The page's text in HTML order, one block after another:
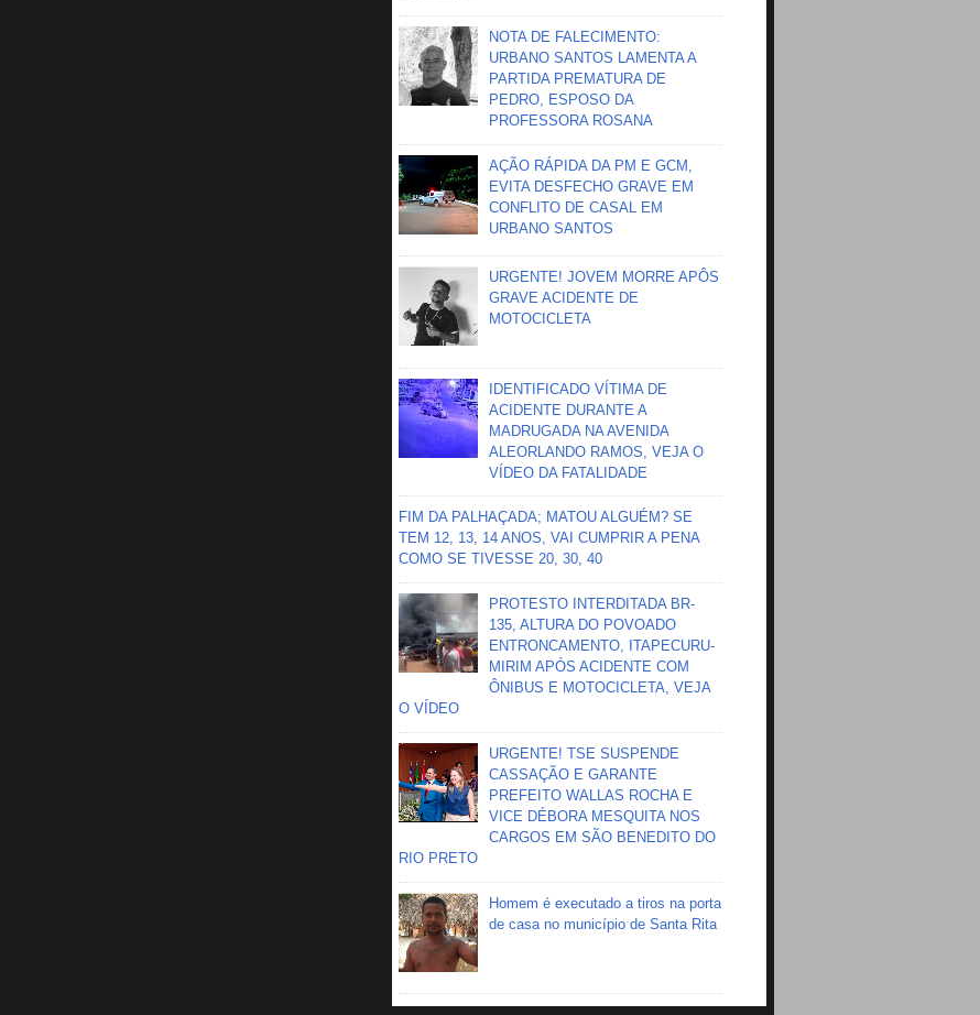
NOTA DE FALECIMENTO:
URBANO SANTOS LAMENTA A
PARTIDA PREMATURA DE
PEDRO, ESPOSO DA
PROFESSORA ROSANA
AÇÃO RÁPIDA DA PM E GCM,
EVITA DESFECHO GRAVE EM
CONFLITO DE CASAL EM
URBANO SANTOS
URGENTE! JOVEM MORRE APÔS
GRAVE ACIDENTE DE
MOTOCICLETA
IDENTIFICADO VÍTIMA DE
ACIDENTE DURANTE A
MADRUGADA NA AVENIDA
ALEORLANDO RAMOS, VEJA O
VÍDEO DA FATALIDADE
FIM DA PALHAÇADA; MATOU ALGUÉM? SE
TEM 12, 13, 14 ANOS, VAI CUMPRIR A PENA
COMO SE TIVESSE 20, 30, 40
PROTESTO INTERDITADA BR-
135, ALTURA DO POVOADO
ENTRONCAMENTO, ITAPECURU-
MIRIM APÓS ACIDENTE COM
ÔNIBUS E MOTOCICLETA, VEJA
O VÍDEO
URGENTE! TSE SUSPENDE
CASSAÇÃO E GARANTE
PREFEITO WALLAS ROCHA E
VICE DÉBORA MESQUITA NOS
CARGOS EM SÃO BENEDITO DO
RIO PRETO
Homem é executado a tiros na porta
de casa no município de Santa Rita